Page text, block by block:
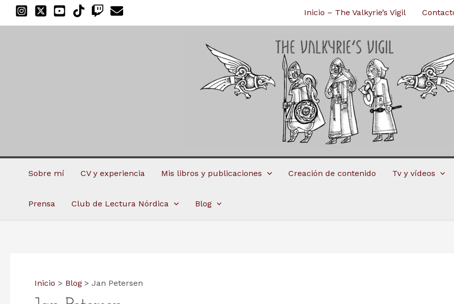
Inicio – The Valkyrie’s Vigil
Sobre mí CV y experiencia Mis libros y publicaciones Creación de contenido Tv y vídeos
Prensa Club de Lectura Nórdica Blog
Inicio Blog Jan Petersen